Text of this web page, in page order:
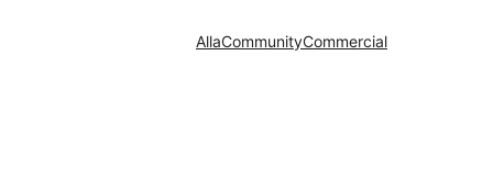
AllaCommunityCommercial